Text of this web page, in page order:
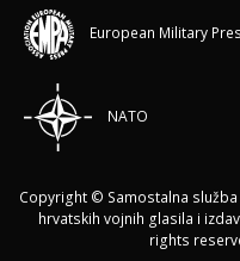
European Military
NATO
Copyright © Samostalna
hrvatskih vojnih glasila i
rights